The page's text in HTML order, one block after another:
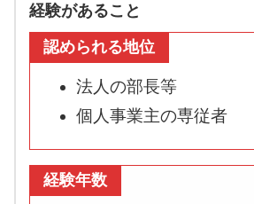
経験があること
認められる地位
法人の部長等
個人事業主の専従者
経験年数